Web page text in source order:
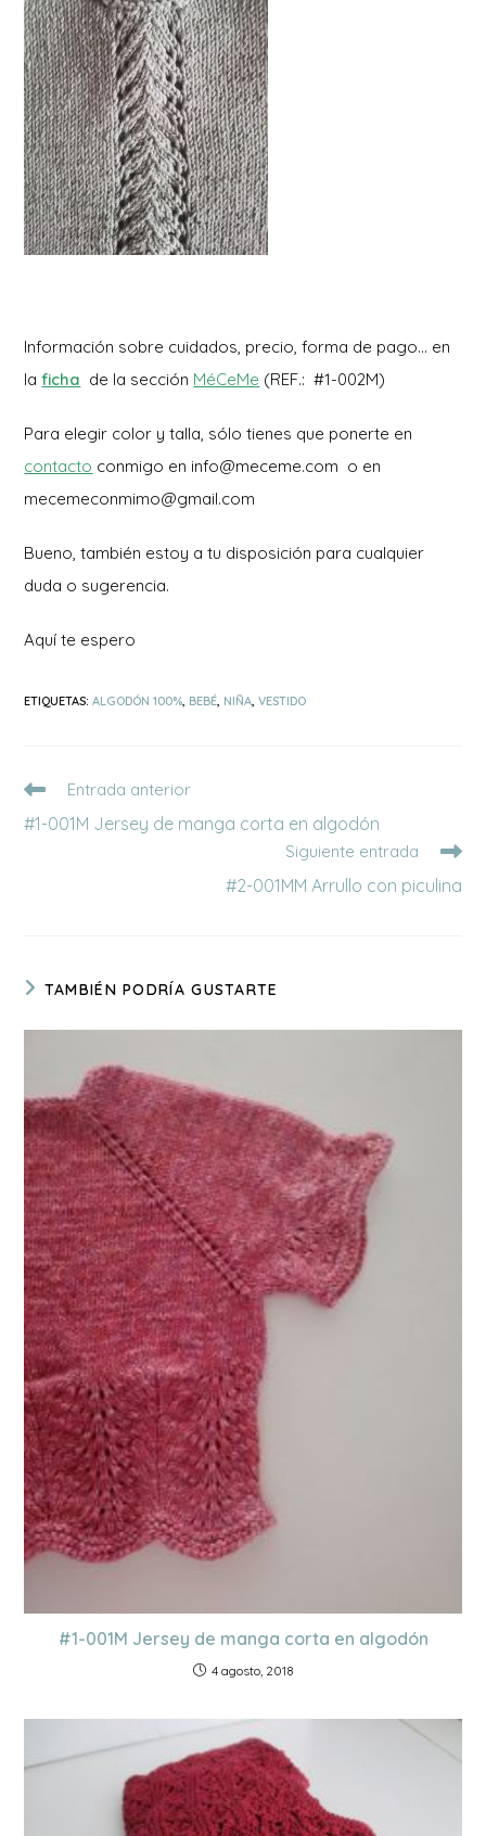
Información sobre cuidados, precio, forma de pago… en
laficha de la sección MéCeMe (REF.: #1-002M)
Para elegir color y talla, sólo tienes que ponerte en
contacto conmigo en info@meceme.com o en
mecemeconmimo@gmail.com
Bueno, también estoy a tu disposición para cualquier
duda o sugerencia.
Aquí te espero
ETIQUETAS:ALGODÓN 100%, BEBÉ, NIÑA, VESTIDO
Leer
artículos
Entrada anterior
#1-001M Jersey de manga corta en algodón
Siguiente entrada
#2-001MM Arrullo con piculina
TAMBIÉN PODRÍA GUSTARTE
#1-001M Jersey de manga corta en algodón
4 agosto, 2018